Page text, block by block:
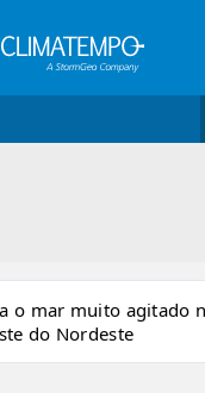
o mar muito agitado
do Nordeste